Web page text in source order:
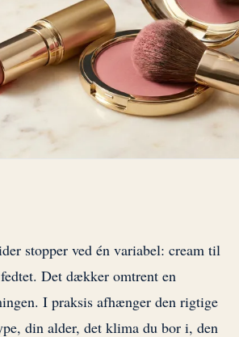
stopper ved én variabel: cream til
Det dækker omtrent en
I praksis afhænger den rigtige
din alder, det klima du bor i, den